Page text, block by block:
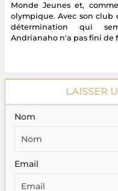
Monde Jeunes et,
olympique. Avec son
détermination qui
Andrianaho n'a pas fini de
LAISSER
Nom
Email